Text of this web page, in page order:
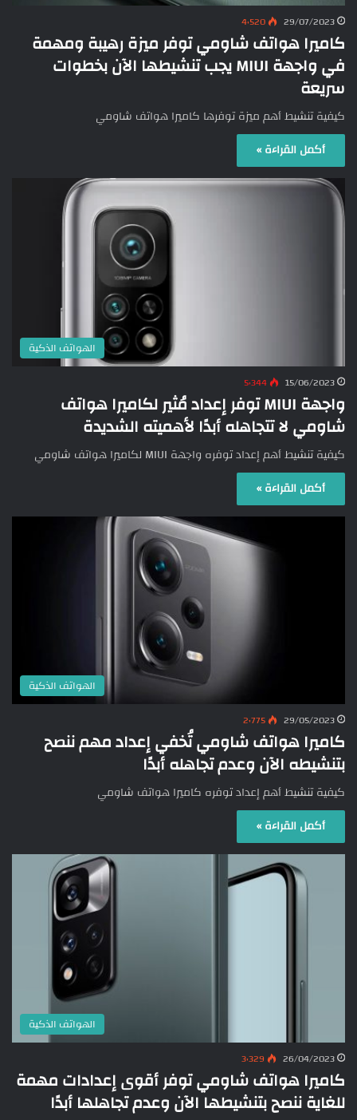
29/07/2023 4٬520
كاميرا هواتف شاومي توفر ميزة رهيبة ومهمة
في واجهة MIUI يجب تنشيطها الآن بخطوات
سريعة
كيفية تنشيط أهم ميزة توفرها كاميرا هواتف شاومي
أكمل القراءة »
الهواتف الذكية
15/06/2023 5٬344
واجهة MIUI توفر إعداد مُثير لكاميرا هواتف
شاومي لا تتجاهله أبدًا لأهميته الشديدة
كيفية تنشيط أهم إعداد توفره واجهة MIUI لكاميرا هواتف شاومي
أكمل القراءة »
الهواتف الذكية
29/05/2023 2٬775
كاميرا هواتف شاومي تُخفي إعداد مهم ننصح
بتنشيطه الآن وعدم تجاهله أبدًا
كيفية تنشيط أهم إعداد توفره كاميرا هواتف شاومي
أكمل القراءة »
الهواتف الذكية
26/04/2023 3٬329
كاميرا هواتف شاومي توفر أقوى إعدادات مهمة
للغاية ننصح بتنشيطها الآن وعدم تجاهلها أبدًا